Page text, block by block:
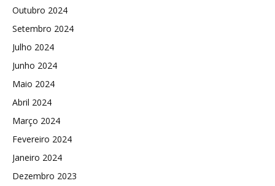
Outubro 2024
Setembro 2024
Julho 2024
Junho 2024
Maio 2024
Abril 2024
Março 2024
Fevereiro 2024
Janeiro 2024
Dezembro 2023